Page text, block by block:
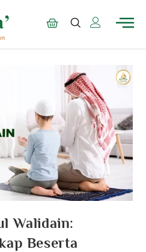
Walidain:
Beserta